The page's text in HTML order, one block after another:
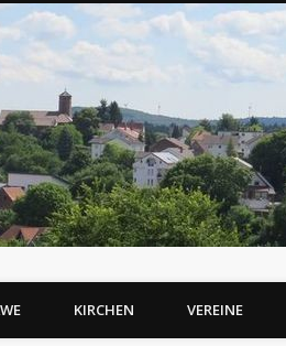
KIRCHEN VEREINE